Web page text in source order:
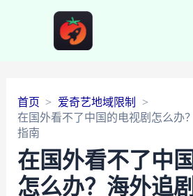
首页
爱奇艺地域限制
在国外看不了中国的电视剧怎么办
指南
在国外看不了中
怎么办？海外追